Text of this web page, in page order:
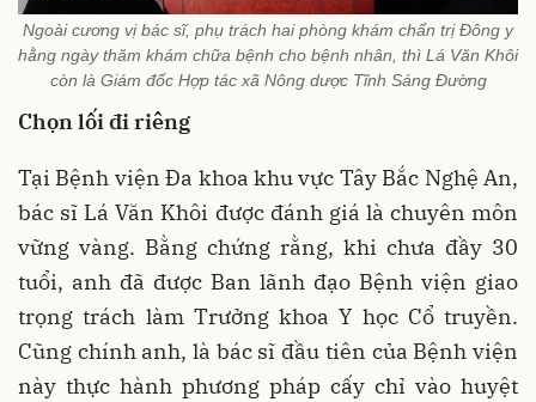
Ngoài cương vị bác sĩ, phụ trách hai phòng khám chẩn trị Đông y
hằng ngày thăm khám chữa bệnh cho bệnh nhân, thì Lá Văn Khôi
còn là Giám đốc Hợp tác xã Nông dược Tĩnh Sáng Đường
Chọn lối đi riêng
Tại Bệnh viện Đa khoa khu vực Tây Bắc Nghệ An,
bác sĩ Lá Văn Khôi được đánh giá là chuyên môn
vững vàng. Bằng chứng rằng, khi chưa đầy 30
tuổi, anh đã được Ban lãnh đạo Bệnh viện giao
trọng trách làm Trưởng khoa Y học Cổ truyền.
Cũng chính anh, là bác sĩ đầu tiên của Bệnh viện
này thực hành phương pháp cấy chỉ vào huyệt